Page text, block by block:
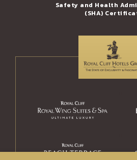
Safety and Health
(SHA)